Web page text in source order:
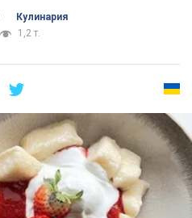
Кулинария
1,2 т.